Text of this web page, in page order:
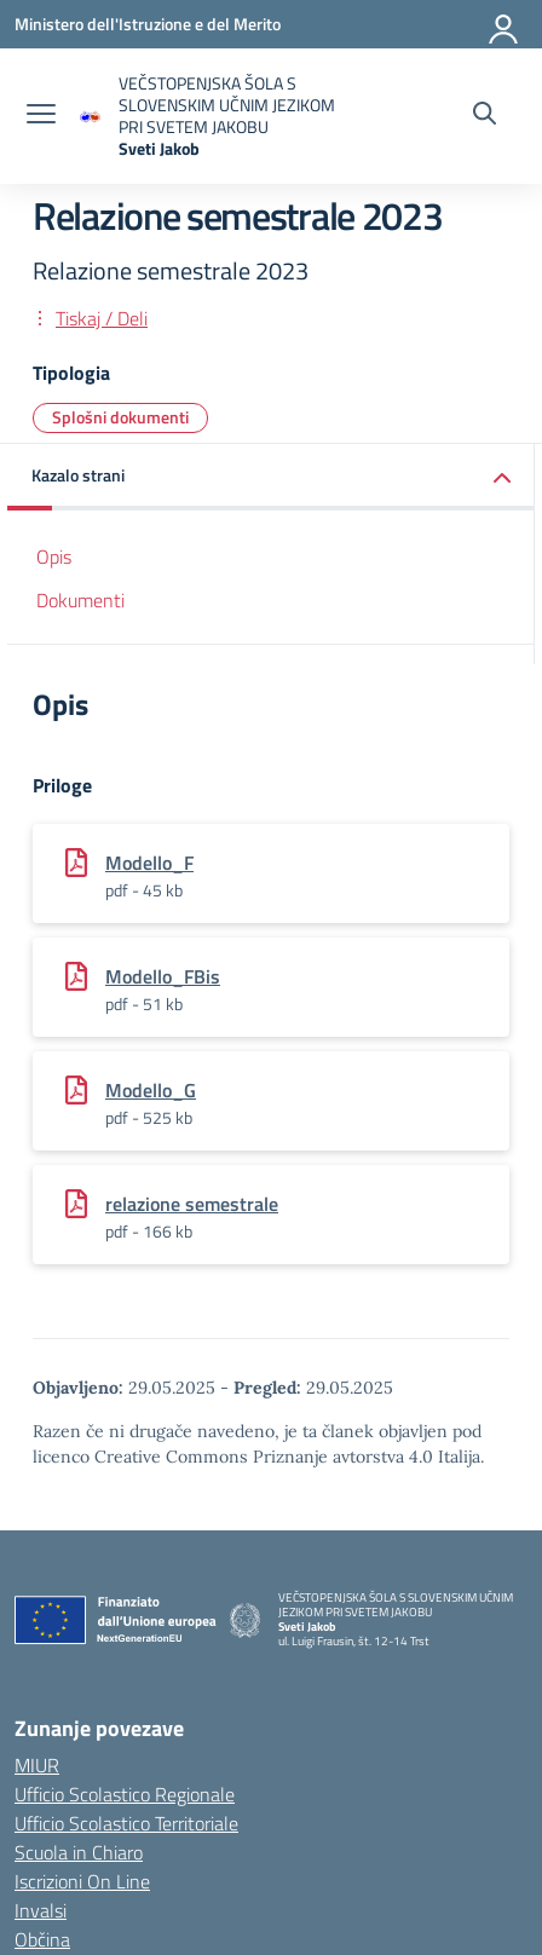
Vai ai contenuti
Vai al menu di navigazione
Vai al footer
Ministero dell'Istruzione e del Merito
VEČSTOPENJSKA ŠOLA S
SLOVENSKIM UČNIM JEZIKOM
PRI SVETEM JAKOBU
Sveti Jakob
Relazione semestrale 2023
Relazione semestrale 2023
Tiskaj / Deli
Tipologia
Splošni dokumenti
Kazalo strani
Opis
Dokumenti
Opis
Priloge
Modello_F
pdf - 45 kb
Modello_FBis
pdf - 51 kb
Modello_G
pdf - 525 kb
relazione semestrale
pdf - 166 kb
Objavljeno: 29.05.2025 - Pregled: 29.05.2025
Razen če ni drugače navedeno, je ta članek objavljen pod
licenco Creative Commons Priznanje avtorstva 4.0 Italija.
VEČSTOPENJSKA ŠOLA S SLOVENSKIM UČNIM
JEZIKOM PRI SVETEM JAKOBU
Sveti Jakob
ul. Luigi Frausin, št. 12-14 Trst
— Visita la pagina iniziale della scuola
Zunanje povezave
MIUR
Ufficio Scolastico Regionale
Ufficio Scolastico Territoriale
Scuola in Chiaro
Iscrizioni On Line
Invalsi
Občina